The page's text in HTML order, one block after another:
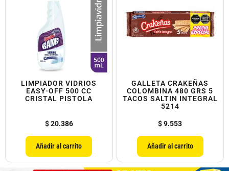
LIMPIADOR VIDRIOS
EASY-OFF 500 CC
CRISTAL PISTOLA
$20.386
Añadir al carrito
GALLETA CRAKEÑAS
COLOMBINA 480 GRS 5
TACOS SALTIN INTEGRAL
5214
$9.553
Añadir al carrito